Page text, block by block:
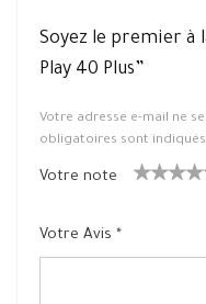
Soyez le premier à
Play 40 Plus”
Votre adresse e-mail ne
obligatoires sont
Votre note
oil
sur
Votre Avis *